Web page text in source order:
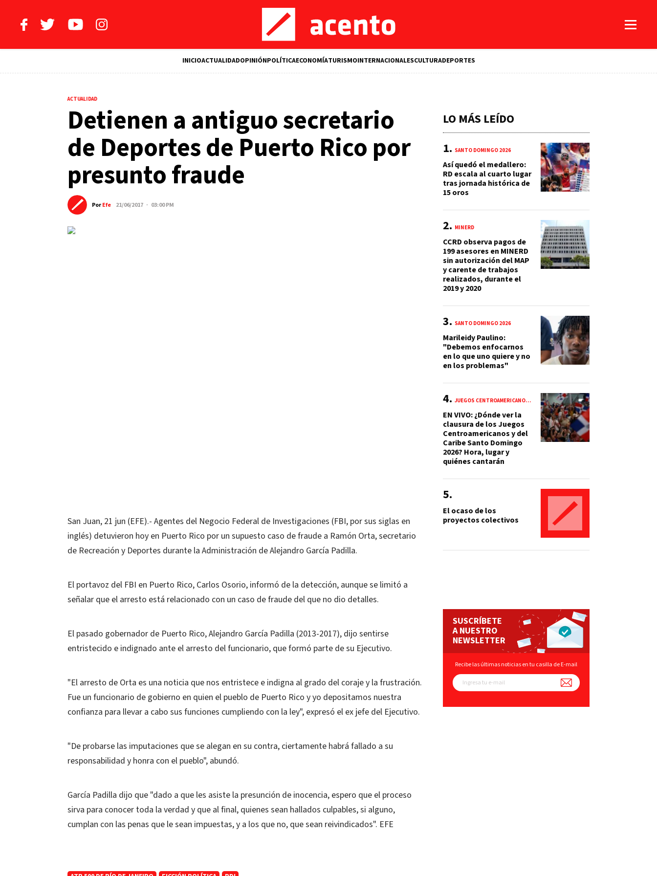
INICIOACTUALIDADOPINIÓNPOLÍTICAECONOMÍATURISMOINTERNACIONALESCULTURADEPORTES
ACTUALIDAD
Detienen a antiguo secretario
de Deportes de Puerto Rico por
presunto fraude
PorEfe 21/06/2017 · 03:00 PM
San Juan, 21 jun (EFE).- Agentes del Negocio Federal de Investigaciones (FBI, por sus siglas en
inglés) detuvieron hoy en Puerto Rico por un supuesto caso de fraude a Ramón Orta, secretario
de Recreación y Deportes durante la Administración de Alejandro García Padilla.
El portavoz del FBI en Puerto Rico, Carlos Osorio, informó de la detección, aunque se limitó a
señalar que el arresto está relacionado con un caso de fraude del que no dio detalles.
El pasado gobernador de Puerto Rico, Alejandro García Padilla (2013-2017), dijo sentirse
entristecido e indignado ante el arresto del funcionario, que formó parte de su Ejecutivo.
"El arresto de Orta es una noticia que nos entristece e indigna al grado del coraje y la frustración.
Fue un funcionario de gobierno en quien el pueblo de Puerto Rico y yo depositamos nuestra
confianza para llevar a cabo sus funciones cumpliendo con la ley", expresó el ex jefe del Ejecutivo.
"De probarse las imputaciones que se alegan en su contra, ciertamente habrá fallado a su
responsabilidad y honra con el pueblo", abundó.
García Padilla dijo que "dado a que les asiste la presunción de inocencia, espero que el proceso
sirva para conocer toda la verdad y que al final, quienes sean hallados culpables, si alguno,
cumplan con las penas que le sean impuestas, y a los que no, que sean reivindicados". EFE
LO MÁS LEÍDO
SANTO DOMINGO 2026
Así quedó el medallero:
RD escala al cuarto lugar
tras jornada histórica de
15 oros
MINERD
CCRD observa pagos de
199 asesores en MINERD
sin autorización del MAP
y carente de trabajos
realizados, durante el
2019 y 2020
SANTO DOMINGO 2026
Marileidy Paulino:
"Debemos enfocarnos
en lo que uno quiere y no
en los problemas"
JUEGOS CENTROAMERICANOS Y DEL CARIBE 2026
EN VIVO: ¿Dónde ver la
clausura de los Juegos
Centroamericanos y del
Caribe Santo Domingo
2026? Hora, lugar y
quiénes cantarán
El ocaso de los
proyectos colectivos
SUSCRÍBETE
A NUESTRO
NEWSLETTER
Recibe las últimas noticias en tu casilla de E-mail